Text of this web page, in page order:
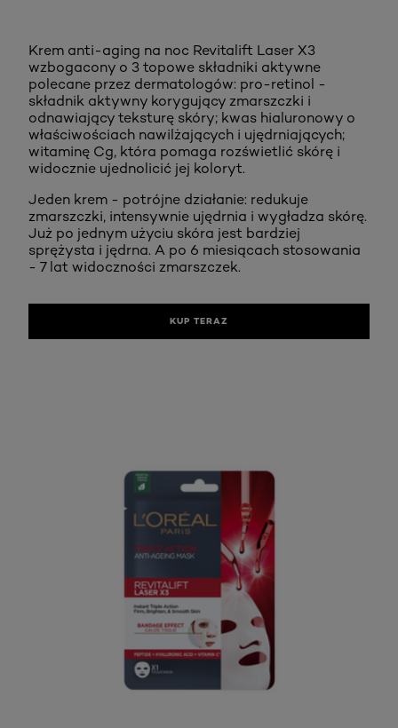
Krem anti-aging na noc Revitalift Laser X3
wzbogacony o 3 topowe składniki aktywne
polecane przez dermatologów: pro-retinol -
składnik aktywny korygujący zmarszczki i
odnawiający teksturę skóry; kwas hialuronowy o
właściwościach nawilżających i ujędrniających;
witaminę Cg, która pomaga rozświetlić skórę i
widocznie ujednolicić jej koloryt.
Jeden krem - potrójne działanie: redukuje
zmarszczki, intensywnie ujędrnia i wygładza skórę.
Już po jednym użyciu skóra jest bardziej
sprężysta i jędrna. A po 6 miesiącach stosowania
- 7 lat widoczności zmarszczek.
KUP TERAZ